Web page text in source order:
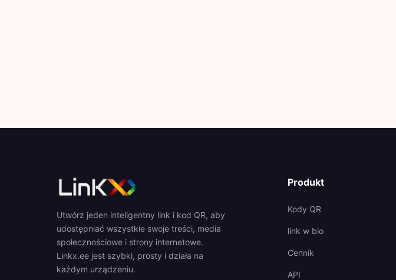
Utwórz jeden inteligentny link i kod QR, aby
udostępniać wszystkie swoje treści, media
społecznościowe i strony internetowe.
Linkx.ee jest szybki, prosty i działa na
każdym urządzeniu.
Produkt
Kody QR
link w bio
Cennik
API